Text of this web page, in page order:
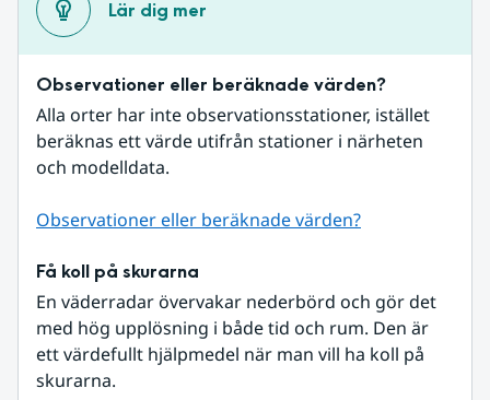
Lär dig mer
Observationer eller beräknade värden?
Alla orter har inte observationsstationer, istället
beräknas ett värde utifrån stationer i närheten
och modelldata.
Observationer eller beräknade värden?
Få koll på skurarna
En väderradar övervakar nederbörd och gör det
med hög upplösning i både tid och rum. Den är
ett värdefullt hjälpmedel när man vill ha koll på
skurarna.